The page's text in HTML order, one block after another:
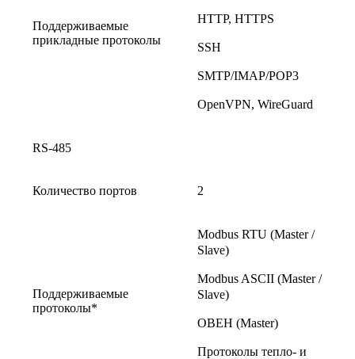
Поддерживаемые
прикладные протоколы
HTTP, HTTPS
SSH
SMTP/IMAP/POP3
OpenVPN, WireGuard
RS-485
Количество портов 2
Поддерживаемые
протоколы*
Modbus RTU (Master /
Slave)
Modbus ASCII (Master /
Slave)
ОВЕН (Master)
Протоколы тепло- и